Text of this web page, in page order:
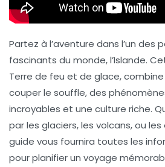
Partez à l’aventure dans l’un des
fascinants du monde, l’Islande.
Terre de feu et de glace,
couper le souffle, des
incroyables et une culture riche.
par les glaciers, les volcans, ou les
guide vous fournira toutes les
pour planifier un voyage